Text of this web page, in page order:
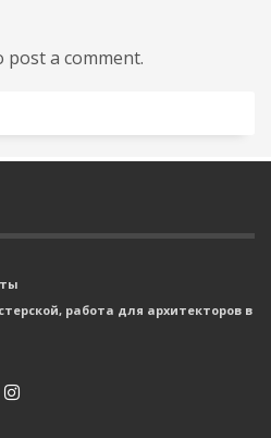
post a comment.
работа для архитекторов в